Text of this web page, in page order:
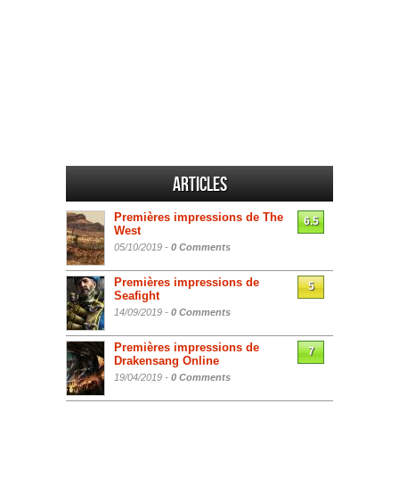
Articles
Premières impressions de The
West
05/10/2019 - 0 Comments
6.5
Premières impressions de
Seafight
14/09/2019 - 0 Comments
5
Premières impressions de
Drakensang Online
19/04/2019 - 0 Comments
7